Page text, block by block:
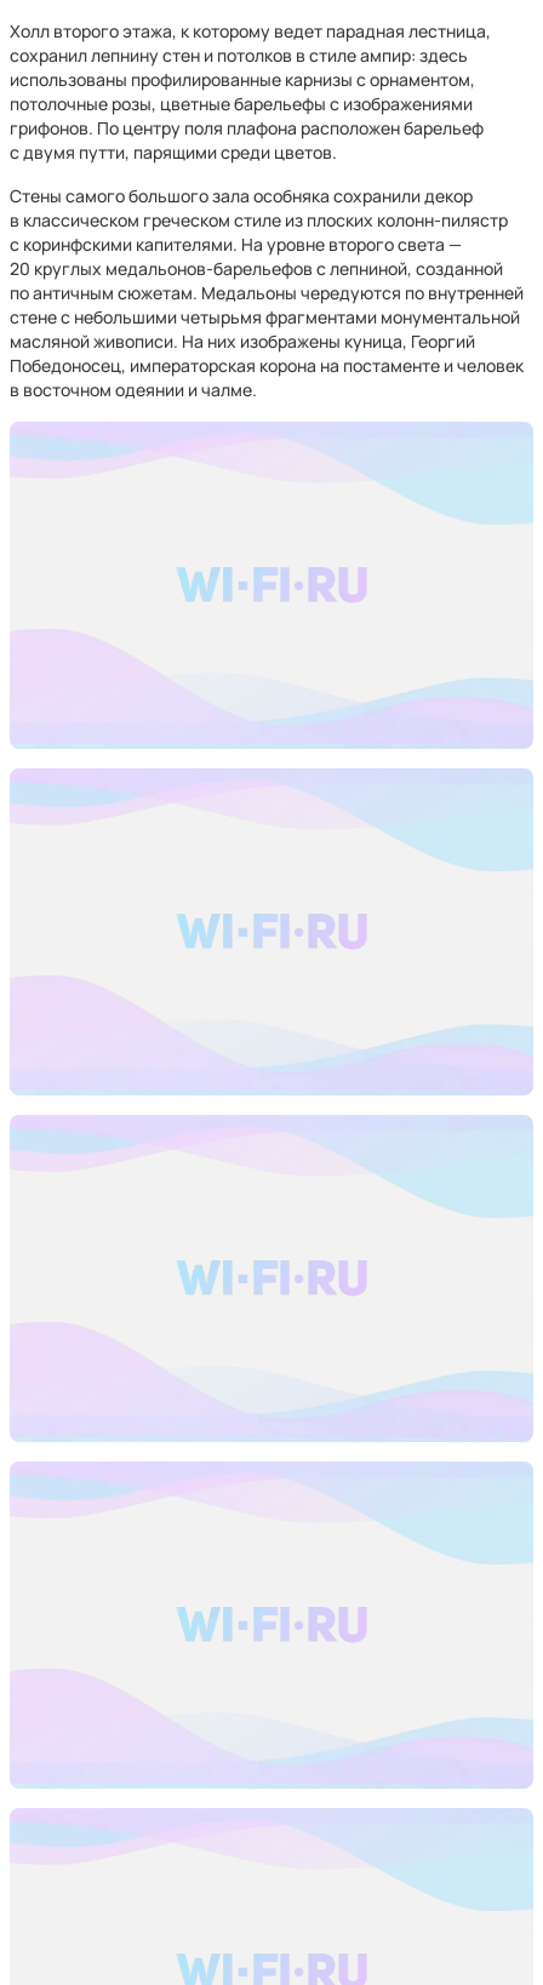
Холл второго этажа, к которому ведет парадная лестница,
сохранил лепнину стен и потолков в стиле ампир: здесь
использованы профилированные карнизы с орнаментом,
потолочные розы, цветные барельефы с изображениями
грифонов. По центру поля плафона расположен барельеф
с двумя путти, парящими среди цветов.
Стены самого большого зала особняка сохранили декор
в классическом греческом стиле из плоских колонн-пилястр
с коринфскими капителями. На уровне второго света —
20 круглых медальонов-барельефов с лепниной, созданной
по античным сюжетам. Медальоны чередуются по внутренней
стене с небольшими четырьмя фрагментами монументальной
масляной живописи. На них изображены куница, Георгий
Победоносец, императорская корона на постаменте и человек
в восточном одеянии и чалме.